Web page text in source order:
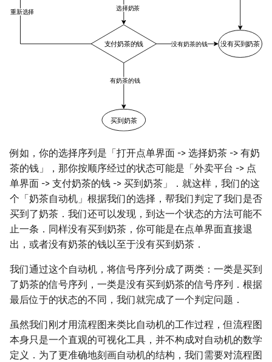
狄利克雷卷积
Min_25 筛
洲阁筛
类欧几里德算法
连分数
Stern–Brocot 树与 Farey
二次域
Berlekamp–Massey 算法
矩阵树定理
LGV 引理
最大团搜索算法
图上随机游走
广义后缀自动机
拓展阅读
例如，你的选择序列是「打开点单界面 -> 选择奶茶 -> 有奶
茶的钱」，那你按顺序经过的状态可能是「外卖平台 -> 点
单界面 -> 支付奶茶的钱 -> 买到奶茶」．就这样，我们的这
个「奶茶自动机」根据我们的选择，帮我们判定了我们是否
买到了奶茶．我们还可以发现，到达一个状态的方法可能不
止一条．同样没有买到奶茶，你可能是在点单界面直接退
出，或者没有奶茶的钱以至于没有买到奶茶．
我们通过这个自动机，将信号序列分成了两类：一类是买到
了奶茶的信号序列，一类是没有买到奶茶的信号序列．根据
最后位于的状态的不同，我们就完成了一个判定问题．
虽然我们刚才用流程图来类比自动机的工作过程，但流程图
本身只是一个直观的可视化工具，并不构成对自动机的数学
定义．为了更准确地刻画自动机的结构，我们需要对流程图